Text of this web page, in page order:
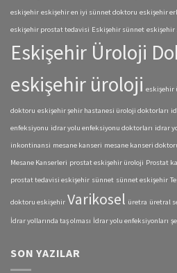
eskişehir eskişehir en iyi sünnet doktoru eskişehir
eskişehir prostat tedavisi Eskişehir sünnet eskişehir
Eskişehir Üroloji
eskişehir üroloji eskişehir
doktoru eskişehir şehir hastanesi üroloji doktorları
enfeksiyonu idrar yolu enfeksiyonu doktorları idrar
inkontinansi mesane kanseri mesane kanseri
Mesane Kanserleri prostat eskişehir üroloji Prostat
prostat tedavisi eskişehir sünnet sünnet eskişehir
doktoru eskişehir Varikosel üretra üretral
İdrar yollarında taş olması İdrar yolu enfeksiyonları
SON YAZILAR